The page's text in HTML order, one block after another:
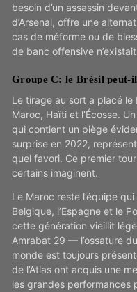
besoin d’un assassin
d’Arsenal, offre une
cas de méforme ou de
de banc offensive
Groupe C: le Brésil peut-
Le tirage au sort a placé le
Maroc, Haïti et l’Écosse.
qui contient un piège
surprise en 2022,
quel favori. Ce premier
certains imaginent.
Le Maroc reste l’équipe
Belgique, l’Espagne et le
cette génération vieillit
Amrabat 29 — l’ossature
monde est toujours
de l’Atlas ont acquis une
les grandes performances